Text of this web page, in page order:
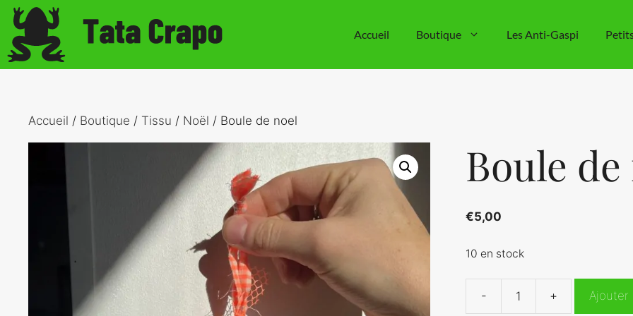
Aller
contenu
Accueil Boutique Les Anti-Gaspi
Accueil / Boutique / Tissu / Noël / Boule de noel
Boule
€5,00
10 en stock
- + Ajouter